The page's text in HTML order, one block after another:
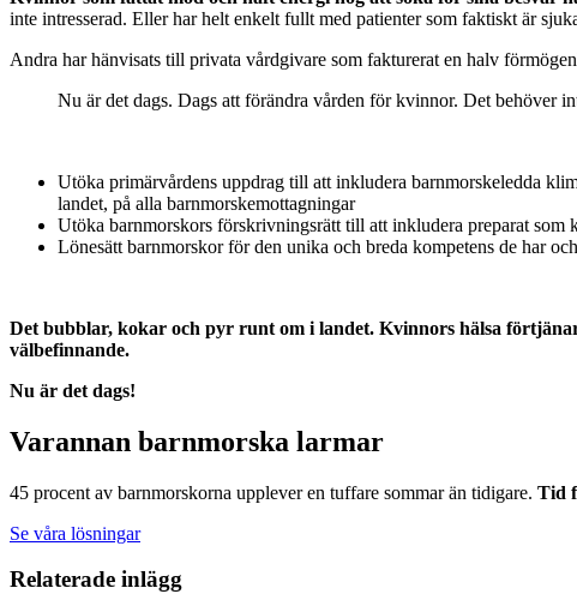
inte intresserad. Eller har helt enkelt fullt med patienter som faktiskt är
Andra har hänvisats till privata vårdgivare som fakturerat en halv
Nu är det dags. Dags att förändra vården för kvinnor. Det behöver
Utöka primärvårdens uppdrag till att inkludera barnmorskeledda
landet, på alla barnmorskemottagningar
Utöka barnmorskors förskrivningsrätt till att inkludera preparat som
Lönesätt barnmorskor för den unika och breda kompetens de har
Det bubblar, kokar och pyr runt om i landet. Kvinnors hälsa
välbefinnande.
Nu är det dags!
Varannan barnmorska larmar
45 procent av barnmorskorna upplever en tuffare sommar än tidigare. Tid
Se våra lösningar
Relaterade inlägg